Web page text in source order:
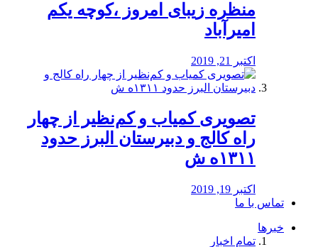
منظره‌‌ زیبای امروز ،کوچه یکم
امیرآباد
اکتبر 21, 2019
️تصویری کمیاب و کم‌نظیر از چهار
راه كالج و دبيرستان البرز حدود
۱۳۱۱ه ش
اکتبر 19, 2019
تماس با ما
خبرها
تمام اخبار